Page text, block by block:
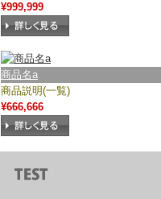
¥999,999
商品名a
商品説明(一覧)
¥666,666